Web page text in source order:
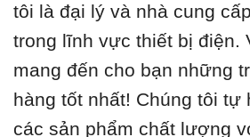
tôi là đại lý và nhà cung
trong lĩnh vực thiết bị điện.
mang đến cho bạn những
hàng tốt nhất! Chúng tôi tự
các sản phẩm chất lượng